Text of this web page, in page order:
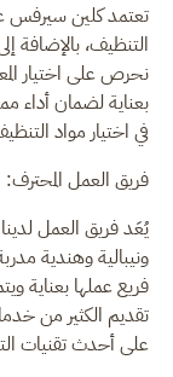
تعتمد كلين سيرفس
التنظيف، بالإضافة
نحرص على اختيار
بعناية لضمان أداء
في اختيار مواد
فريق العمل المحترف:
يُعَد فريق العمل
ونيبالية وهندية
فريع عملها بعناية
تقديم الكثير من
على أحدث تقنيات